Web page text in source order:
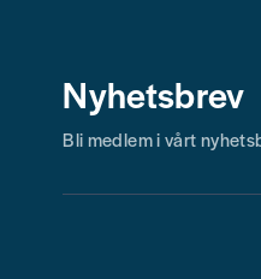
Nyhetsbrev
Bli medlem i vårt